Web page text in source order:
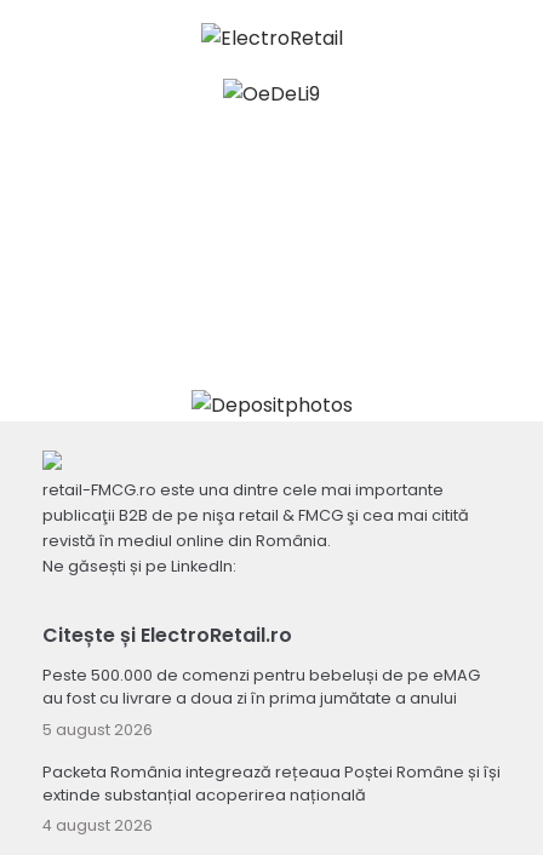
retail-FMCG.ro este una dintre cele mai importante
publicaţii B2B de pe nişa retail & FMCG şi cea mai citită
revistă în mediul online din România.
Ne găsești și pe LinkedIn:
Citește și ElectroRetail.ro
Peste 500.000 de comenzi pentru bebeluși de pe eMAG
au fost cu livrare a doua zi în prima jumătate a anului
5 august 2026
Packeta România integrează rețeaua Poștei Române și își
extinde substanțial acoperirea națională
4 august 2026